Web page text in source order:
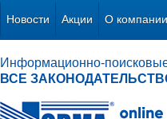
Новости Акции О компании
Информационно-
ВСЕ